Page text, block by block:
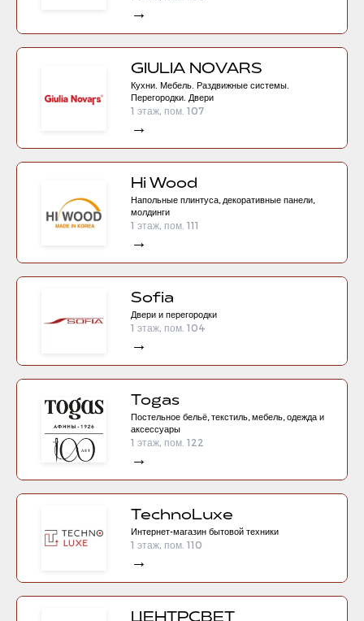
→
GIULIA NOVARS
Кухни. Мебель. Раздвижные системы.
Перегородки. Двери
1 этаж, пом. 107
→
Hi Wood
Напольные плинтуса, декоративные панели,
молдинги
1 этаж, пом. 111
→
Sofia
Двери и перегородки
1 этаж, пом. 104
→
Togas
Постельное бельё, текстиль, мебель, одежда и
аксессуары
1 этаж, пом. 122
→
TechnoLuxe
Интернет-магазин бытовой техники
1 этаж, пом. 110
→
ЦЕНТРСВЕТ